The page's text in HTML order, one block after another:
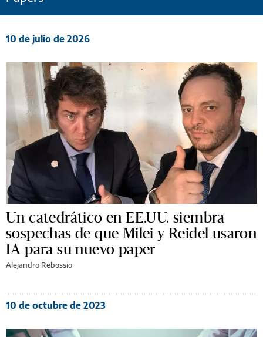
10 de julio de 2026
Un catedrático en EE.UU. siembra
sospechas de que Milei y Reidel usaron
IA para su nuevo paper
Alejandro Rebossio
10 de octubre de 2023